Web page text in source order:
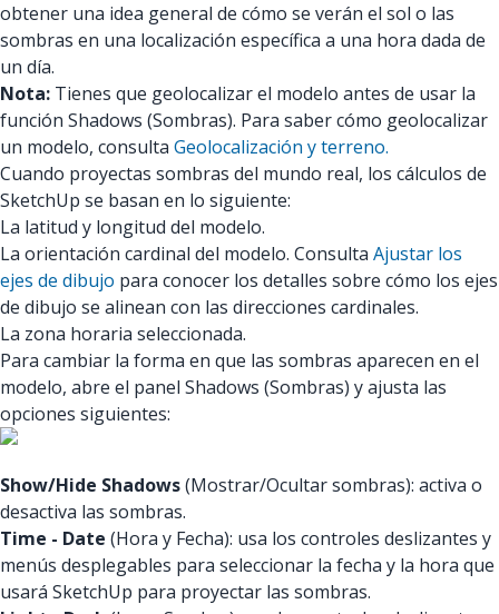
obtener una idea general de cómo se verán el sol o las
sombras en una localización específica a una hora dada de
un día.
Nota: Tienes que geolocalizar el modelo antes de usar la
función Shadows (Sombras). Para saber cómo geolocalizar
un modelo, consulta Geolocalización y terreno.
Cuando proyectas sombras del mundo real, los cálculos de
SketchUp se basan en lo siguiente:
La latitud y longitud del modelo.
La orientación cardinal del modelo. Consulta Ajustar los
ejes de dibujo para conocer los detalles sobre cómo los ejes
de dibujo se alinean con las direcciones cardinales.
La zona horaria seleccionada.
Para cambiar la forma en que las sombras aparecen en el
modelo, abre el panel Shadows (Sombras) y ajusta las
opciones siguientes:
Show/Hide Shadows(Mostrar/Ocultar sombras): activa o
desactiva las sombras.
Time - Date (Hora y Fecha): usa los controles deslizantes y
menús desplegables para seleccionar la fecha y la hora que
usará SketchUp para proyectar las sombras.